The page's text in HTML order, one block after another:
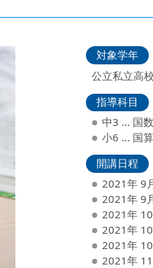
対象学年
公立私立高
指導科目
中3 … 国
小6 … 国
開講日程
2021年 9
2021年 9
2021年
2021年
2021年
2021年